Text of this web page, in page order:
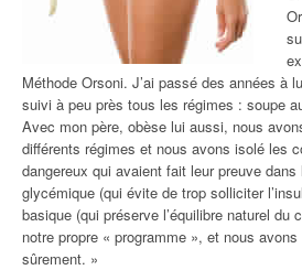
Méthode Orsoni. J’ai passé des années à
suivi à peu près tous les régimes : soupe
Avec mon père, obèse lui aussi, nous
différents régimes et nous avons isolé les
dangereux qui avaient fait leur preuve
glycémique (qui évite de trop solliciter
basique (qui préserve l’équilibre naturel
notre propre « programme », et nous
sûrement. »